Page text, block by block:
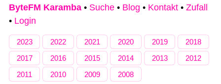
ByteFM Karamba • Suche • Blog • Kontakt • Zufall
• Login
2023 2022 2021 2020 2019
2018
2017
2016 2015 2014 2013
2012
2011
2010 2009 2008